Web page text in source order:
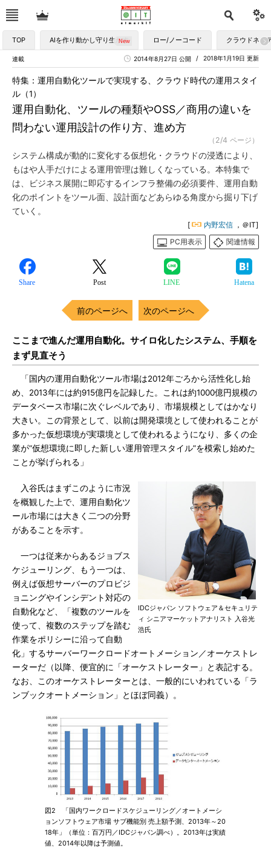
TOP AIを作り動かし守り生かす ロー/ノーコード クラウドネイ
連載 2018年1月19日 更新
2014年8月27日 公開
運用自動化、ツールの種類やOSS／商用の違いを
問わない運用設計の作り方、進め方
特集：運用自動化ツールで実現する、クラウド時代の運用スタイ
ル（1）
（2/4 ページ）
システム構成が動的に変化する仮想化・クラウドの浸透により、
もはや人手だけによる運用管理は難しくなっている。本特集で
は、ビジネス展開に即応するインフラ整備の必須要件、運用自動
化のポイントをツール面、設計面などあらゆる角度から掘り下げ
ていく。
[ 内野宏信 ，＠IT]
PC用表示
関連情報
Share Post LINE Hatena
前のページへ 次のページへ
ここまで進んだ運用自動化。サイロ化したシステム、手順を
まず見直そう
「国内の運用自動化ツール市場は2012年ごろから活性化し始
め、2013年には約915億円を記録した。これは約1000億円規模の
データベース市場に次ぐレベルであり、市場規模としてはかなり
大きい。この背景として、以前は開発環境として使われることが
多かった仮想環境が実環境として使われるようになり、多くの企
業が“仮想環境に即した新しい運用管理スタイル”を模索し始めた
ことが挙げられる」
IDCジャパン ソフトウェア＆セキュリテ
ィ シニアマーケットアナリスト 入谷光
浩氏
入谷氏はまずこのように市況
を概観した上で、運用自動化ツ
ール市場には大きく二つの分野
があることを示す。
一つは従来からあるジョブス
ケジューリング、もう一つは、
例えば仮想サーバーのプロビジ
ョニングやインシデント対応の
自動化など、「複数のツールを
使って、複数のステップを踏む
作業をポリシーに沿って自動
化」するサーバーワークロードオートメーション／オーケストレ
ーターだ（以降、便宜的に「オーケストレーター」と表記する。
なお、このオーケストレーターとは、一般的にいわれている「ラ
ンブックオートメーション」とほぼ同義）。
図2 「国内ワークロードスケジューリング／オートメーシ
ョンソフトウェア市場 サブ機能別 売上額予測、2013年～20
18年」（単位：百万円／IDCジャパン調べ）。2013年は実績
値、2014年以降は予測値。